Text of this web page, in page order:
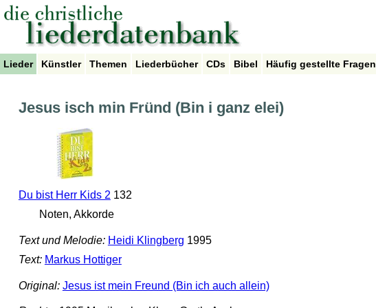
Lieder Künstler Themen Liederbücher CDs Bibel Häufig gestellte Fragen
Jesus isch min Fründ (Bin i ganz elei)
Du bist Herr Kids 2132
Noten, Akkorde
Text und Melodie: Heidi Klingberg 1995
Text: Markus Hottiger
Original: Jesus ist mein Freund (Bin ich auch allein)